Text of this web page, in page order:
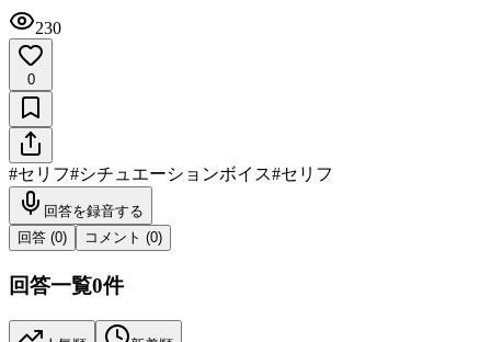
230
0
#セリフ#シチュエーションボイス#セリフ
回答を録音する
回答 (0) コメント (0)
回答一覧0件